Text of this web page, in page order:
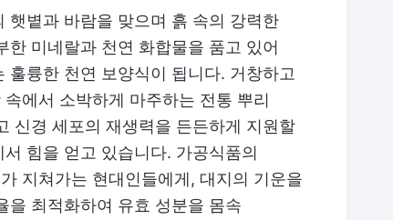
햇볕과 바람을 맞으며 흙 속의 강력한
미네랄과 천연 화합물을 품고 있어
륭한 천연 보양식이 됩니다. 거창하고
에서 소박하게 마주하는 전통 뿌리
신경 세포의 재생력을 든든하게 지원할
힘을 얻고 있습니다. 가공식품의
지쳐가는 현대인들에게, 대지의 기운을
을 최적화하여 유효 성분을 몸속